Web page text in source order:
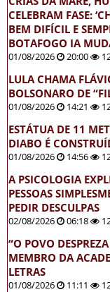
CELEBRAM FASE:
BEM DIFÍCIL E
BOTAFOGO IA
01/08/2026 20:00
LULA CHAMA
BOLSONARO DE
01/08/2026 14:21
ESTÁTUA DE 11
DIABO É
01/08/2026 14:56
A PSICOLOGIA
PESSOAS
PEDIR DESCULPAS
02/08/2026 06:18
“O POVO
MEMBRO DA
LETRAS
01/08/2026 11:11